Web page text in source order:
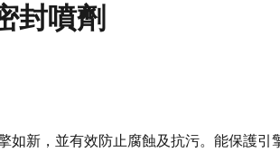
封噴劑
新，並有效防止腐蝕及抗污。能保護